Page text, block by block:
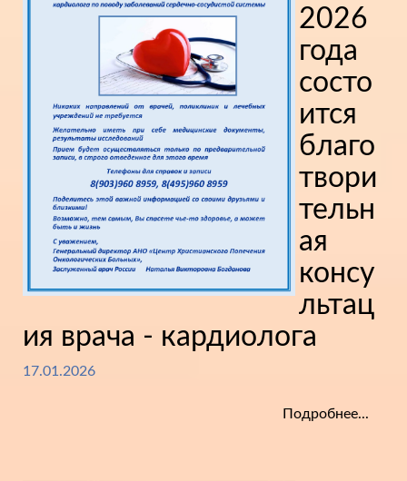
2026
года
состо
ится
благо
твори
тельн
ая
консу
льтац
ия врача - кардиолога
17.01.2026
Подробнее...